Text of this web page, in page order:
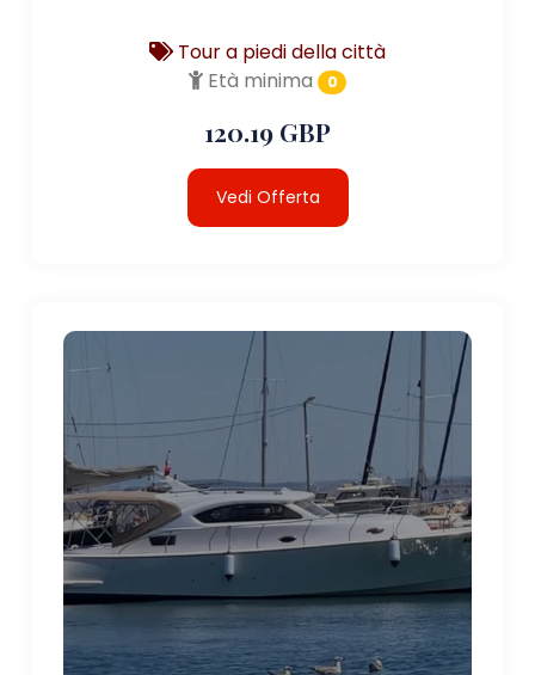
Tour a piedi della città
Età minima
0
120.19 GBP
Vedi Offerta